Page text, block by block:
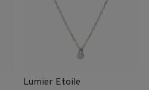
Lumier Etoile